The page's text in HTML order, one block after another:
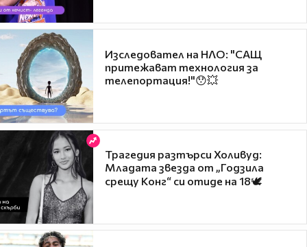
Изследовател на НЛО: "САЩ
притежават технология за
телепортация!"😯💥
Трагедия разтърси Холивуд:
Младата звезда от „Годзила
срещу Конг“ си отиде на 18🕊️